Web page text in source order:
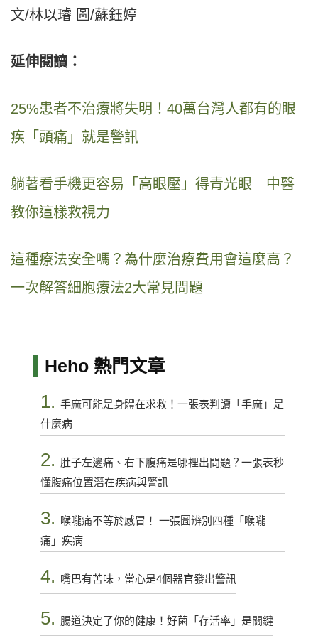
文/林以璿 圖/蘇鈺婷
延伸閱讀：
25%患者不治療將失明！40萬台灣人都有的眼
疾「頭痛」就是警訊
躺著看手機更容易「高眼壓」得青光眼 中醫
教你這樣救視力
這種療法安全嗎？為什麼治療費用會這麼高？
一次解答細胞療法2大常見問題
Heho 熱門文章
1. 手麻可能是身體在求救！一張表判讀「手麻」是
什麼病
2. 肚子左邊痛、右下腹痛是哪裡出問題？一張表秒
懂腹痛位置潛在疾病與警訊
3.
喉嚨痛不等於感冒！ 一張圖辨別四種「喉嚨
痛」疾病
4. 嘴巴有苦味，當心是4個器官發出警訊
5. 腸道決定了你的健康！好菌「存活率」是關鍵